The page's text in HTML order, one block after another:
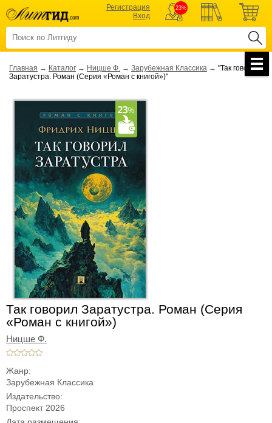
Регистрация
Вход
23%
Главная → Каталог → Ницше Ф. → Зарубежная Классика → "Так говорил
Заратустра. Роман (Серия «Роман с книгой»)"
Так говорил Заратустра. Роман (Серия
«Роман с книгой»)
Ницше Ф.
Жанр:
Зарубежная Классика
Издательство:
Проспект 2026